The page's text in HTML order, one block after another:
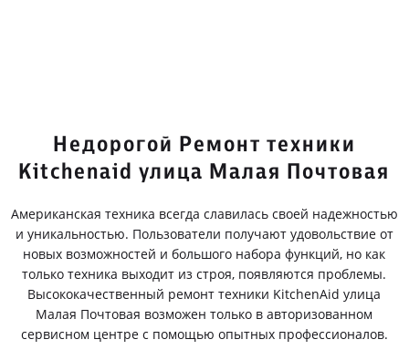
Недорогой Ремонт техники
Kitchenaid улица Малая Почтовая
Американская техника всегда славилась своей надежностью
и уникальностью. Пользователи получают удовольствие от
новых возможностей и большого набора функций, но как
только техника выходит из строя, появляются проблемы.
Высококачественный ремонт техники KitchenAid улица
Малая Почтовая возможен только в авторизованном
сервисном центре с помощью опытных профессионалов.